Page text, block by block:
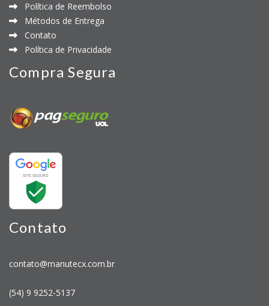
Política de Reembolso
Métodos de Entrega
Contato
Política de Privacidade
Compra Segura
Contato
contato@manutecx.com.br
(54) 9 9252-5137